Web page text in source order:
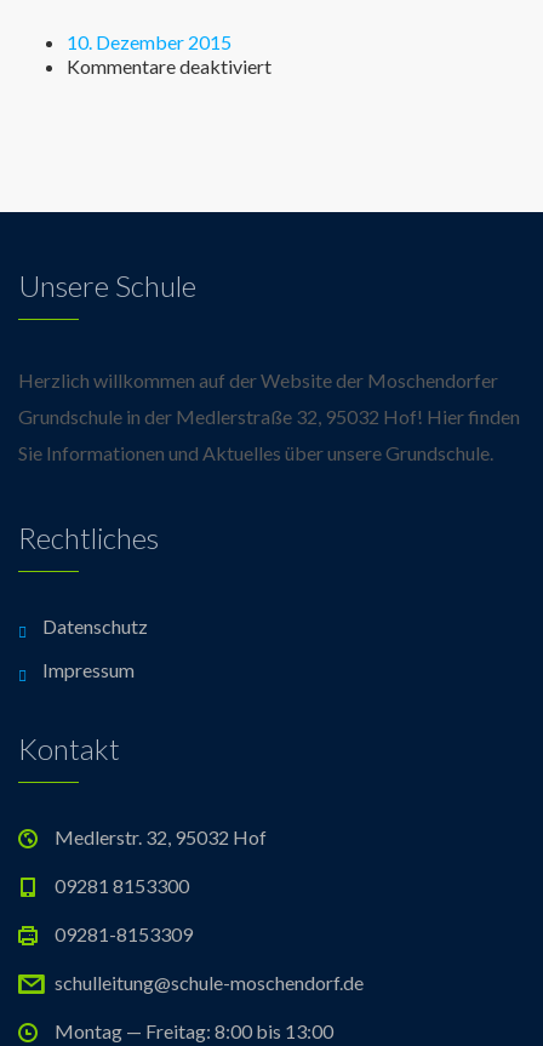
10. Dezember 2015
Kommentare deaktiviertfür
Unsere Schule
Herzlich willkommen auf der Website der Moschendorfer
Grundschule in der Medlerstraße 32, 95032 Hof! Hier finden
Sie Informationen und Aktuelles über unsere Grundschule.
Rechtliches
Datenschutz
Impressum
Kontakt
Medlerstr. 32, 95032 Hof
09281 8153300
09281-8153309
schulleitung@schule-moschendorf.de
Montag — Freitag: 8:00 bis 13:00